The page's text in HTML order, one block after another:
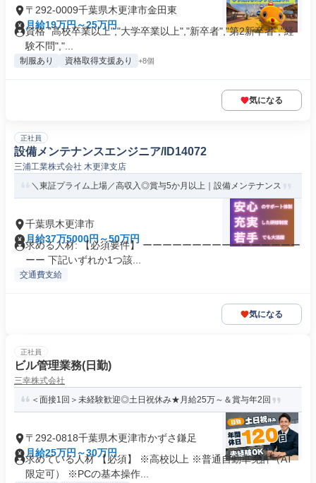
〒292-0009千葉県木更津市金田東
月給19万円～25万円
資格 "高校卒業以上","大学卒業以上","新卒者","第2新卒者","経
験不問","...
制服あり 資格取得支援あり +8個
気になる
正社員
設備メンテナンスエンジニア/ID14072
三浦工業株式会社 木更津支店
＼東証プライム上場／高収入◎賞与5か月以上｜設備メンテナンス
千葉県木更津市
月給37万5000円～50万円
求める人材: 【必須要件】 ーーーーーーーーーーーーーーーー
ーー 下記いずれか1つ該...
交通費支給
気になる
正社員
ビル管理業務(日勤)
三幸株式会社
＜面接1回＞未経験歓迎◎土日祝休み★月給25万～＆賞与年2回
〒292-0818千葉県木更津市かずさ鎌足
月給25万円～30万円
求めている人材 【必須】 ※高校以上 ※普通自動車免許（AT
限定可） ※PCの基本操作...